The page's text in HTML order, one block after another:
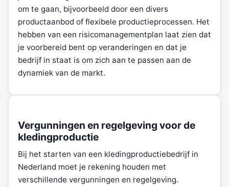
om te gaan, bijvoorbeeld door een divers
productaanbod of flexibele productieprocessen. Het
hebben van een risicomanagementplan laat zien dat
je voorbereid bent op veranderingen en dat je
bedrijf in staat is om zich aan te passen aan de
dynamiek van de markt.
Vergunningen en regelgeving voor de
kledingproductie
Bij het starten van een kledingproductiebedrijf in
Nederland moet je rekening houden met
verschillende vergunningen en regelgeving.